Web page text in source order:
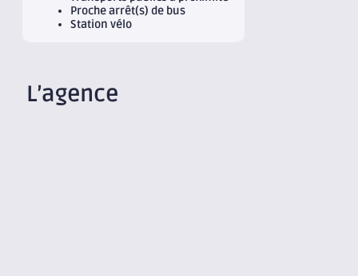
Proche arrêt(s) de bus
Station vélo
L’agence